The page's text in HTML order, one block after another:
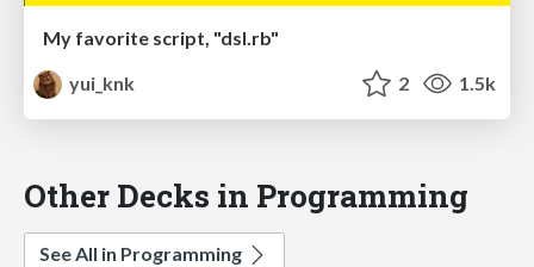
My favorite script, "dsl.rb"
yui_knk
2 1.5k
Other Decks in Programming
See All in Programming